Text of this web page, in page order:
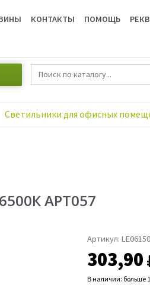
КОНТАКТЫ ПОМОЩЬ
6500К АРТ057
Артикул:
303,90
В наличии: больше